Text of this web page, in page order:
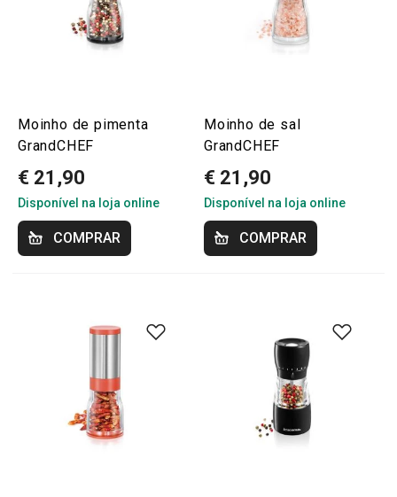
Moinho de pimenta
GrandCHEF
€ 21,90
Disponível na loja online
COMPRAR
Moinho de sal
GrandCHEF
€ 21,90
Disponível na loja online
COMPRAR